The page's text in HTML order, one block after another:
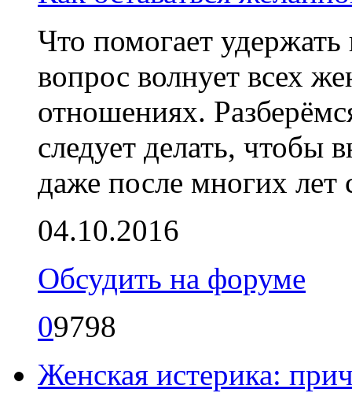
Что помогает
вопрос волнует всех
отношениях.
следует делать, чтобы
даже после многих
04.10.2016
Обсудить на форуме
09798
Женская истерика: